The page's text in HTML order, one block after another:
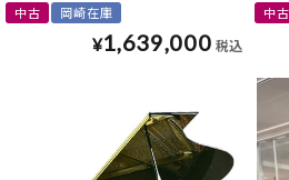
中古 岡崎在庫
¥1,639,000 税込
中古